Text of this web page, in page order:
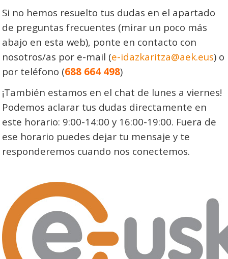
Si no hemos resuelto tus dudas en el apartado
de preguntas frecuentes (mirar un poco más
abajo en esta web), ponte en contacto con
nosotros/as por e-mail (e-idazkaritza@aek.eus) o
por teléfono (688 664 498)
¡También estamos en el chat de lunes a viernes!
Podemos aclarar tus dudas directamente en
este horario: 9:00-14:00 y 16:00-19:00. Fuera de
ese horario puedes dejar tu mensaje y te
responderemos cuando nos conectemos.